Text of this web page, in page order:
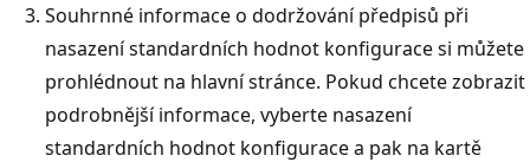
Souhrnné informace o dodržování předpisů při
nasazení standardních hodnot konfigurace si můžete
prohlédnout na hlavní stránce. Pokud chcete zobrazit
podrobnější informace, vyberte nasazení
standardních hodnot konfigurace a pak na kartě